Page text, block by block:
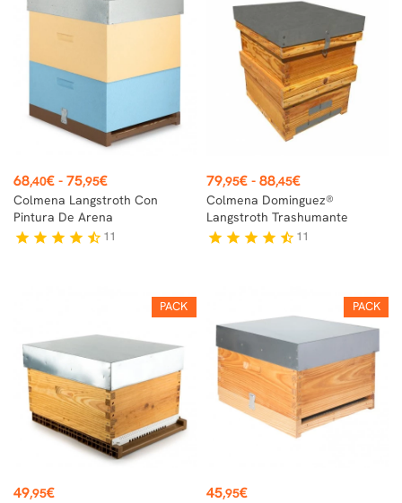
Precio
68,40€-75,95€
Colmena Langstroth Con
Pintura De Arena
star star star star star_half 11
Precio
79,95€ - 88,45€
Colmena Dominguez®
Langstroth Trashumante
star star star star star_half 11
PACK
Precio
49,95€
PACK
Precio
45,95€